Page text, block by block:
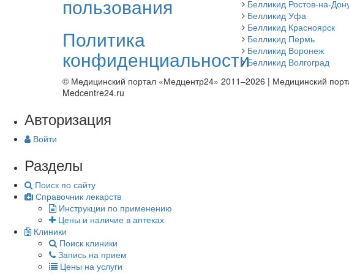
пользования
Политика
конфиденциальности
Белликид Ростов-на-
Белликид Уфа
Белликид Красноярск
Белликид Пермь
Белликид Воронеж
Белликид Волгоград
© Медицинский портал «Медцентр24» 2011–2026 | Медицинский
Medcentre24.ru
Авторизация
Войти
Разделы
Поиск по сайту
Справочник лекарств
Инструкции по применению
Цены и наличие в аптеках
Клиники
Поиск клиники
Запись на прием
Цены на услуги